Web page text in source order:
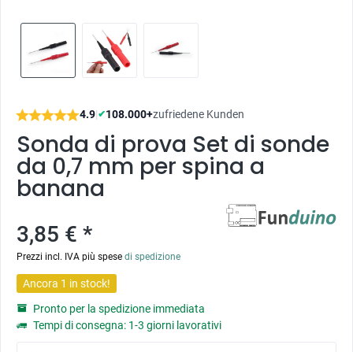
4.9|✔108.000+zufriedene Kunden
Sonda di prova Set di sonde
da 0,7 mm per spina a
banana
3,85 € *
Prezzi incl. IVA più spese di spedizione
Ancora 1 in stock!
Pronto per la spedizione immediata
Tempi di consegna: 1-3 giorni lavorativi